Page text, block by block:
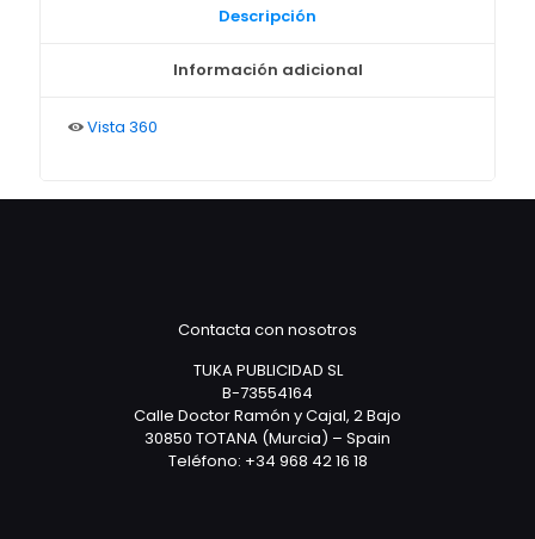
Descripción
Información adicional
Vista 360
Contacta con nosotros
TUKA PUBLICIDAD SL
B-73554164
Calle Doctor Ramón y Cajal, 2 Bajo
30850 TOTANA (Murcia) – Spain
Teléfono: +34 968 42 16 18